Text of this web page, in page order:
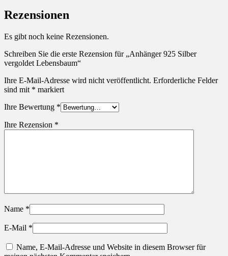
Rezensionen
Es gibt noch keine Rezensionen.
Schreiben Sie die erste Rezension für „Anhänger 925 Silber
vergoldet Lebensbaum“
Ihre E-Mail-Adresse wird nicht veröffentlicht. Erforderliche Felder
sind mit * markiert
Ihre Bewertung *
Ihre Rezension *
Name *
E-Mail *
Name, E-Mail-Adresse und Website in diesem Browser für